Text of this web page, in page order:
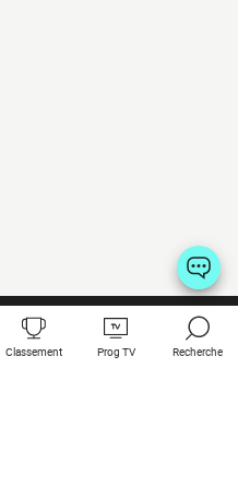
Classement Prog TV Recherche